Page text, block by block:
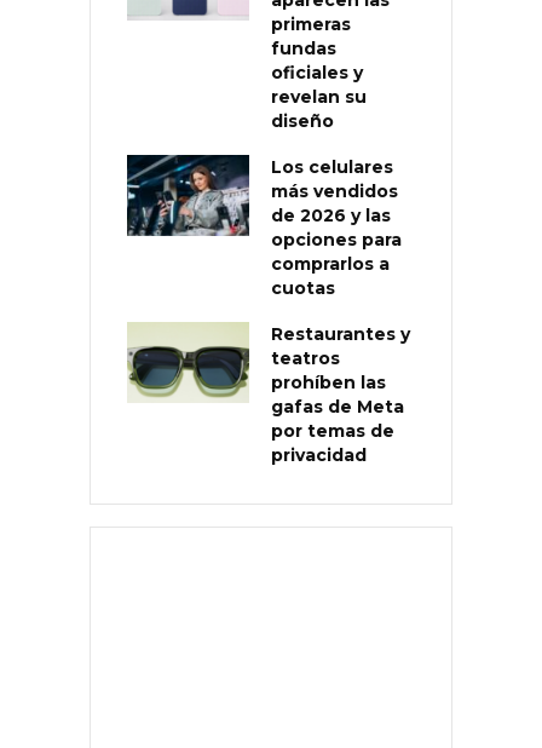
primeras
fundas
oficiales y
revelan su
diseño
Los celulares
más vendidos
de 2026 y las
opciones para
comprarlos a
cuotas
Restaurantes y
teatros
prohíben las
gafas de Meta
por temas de
privacidad